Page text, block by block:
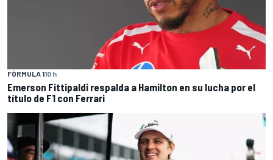
FÓRMULA 110 h
Emerson Fittipaldi respalda a Hamilton en su lucha por el
título de F1 con Ferrari